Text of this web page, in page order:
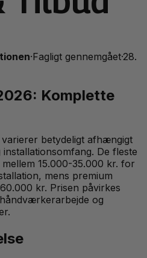
·Fagligt gennemgået·28.
Komplette
betydeligt afhængigt
De fleste
15.000-35.000 kr. for
mens premium
kr. Prisen påvirkes
og